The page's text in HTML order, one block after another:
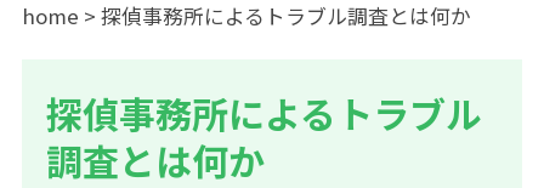
home > 探偵事務所によるトラブル調査とは何か
探偵事務所によるトラブル
調査とは何か